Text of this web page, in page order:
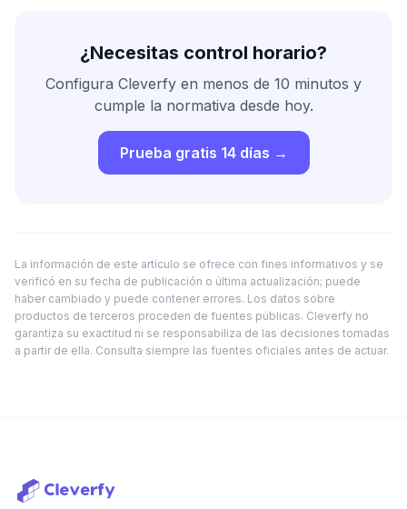
¿Necesitas control horario?
Configura Cleverfy en menos de 10 minutos y
cumple la normativa desde hoy.
Prueba gratis 14 días →
La información de este artículo se ofrece con fines informativos y se
verificó en su fecha de publicación o última actualización; puede
haber cambiado y puede contener errores. Los datos sobre
productos de terceros proceden de fuentes públicas. Cleverfy no
garantiza su exactitud ni se responsabiliza de las decisiones tomadas
a partir de ella. Consulta siempre las fuentes oficiales antes de actuar.